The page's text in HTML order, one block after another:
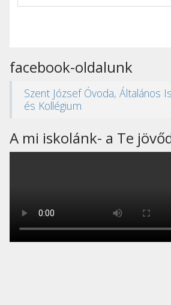
facebook-oldalunk
Szent József Óvoda, Általános
és Kollégium
A mi iskolánk- a Te